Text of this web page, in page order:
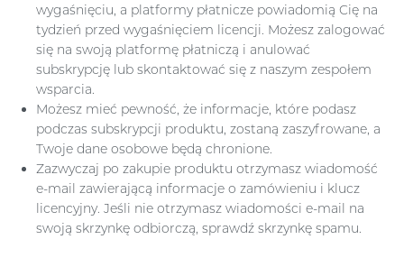
wygaśnięciu, a platformy płatnicze powiadomią Cię na
tydzień przed wygaśnięciem licencji. Możesz zalogować
się na swoją platformę płatniczą i anulować
subskrypcję lub skontaktować się z naszym zespołem
wsparcia.
Możesz mieć pewność, że informacje, które podasz
podczas subskrypcji produktu, zostaną zaszyfrowane, a
Twoje dane osobowe będą chronione.
Zazwyczaj po zakupie produktu otrzymasz wiadomość
e-mail zawierającą informacje o zamówieniu i klucz
licencyjny. Jeśli nie otrzymasz wiadomości e-mail na
swoją skrzynkę odbiorczą, sprawdź skrzynkę spamu.